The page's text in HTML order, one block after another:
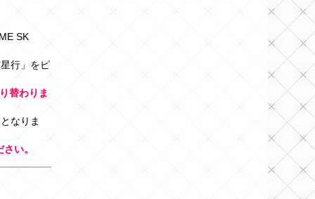
SK
行」をピ
替わりま
なりま
い。